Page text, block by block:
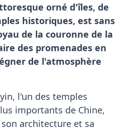
orné d'îles, de
historiques, est sans
de la couronne de la
des promenades en
de l'atmosphère
l'un des temples
importants de Chine,
architecture et sa